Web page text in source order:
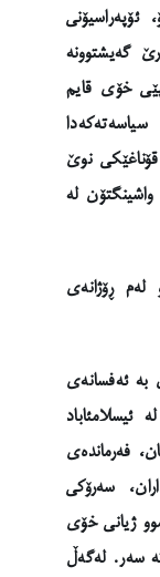
ئۆپەراسیۆنی
گەیشتوونە
خۆی قایم
نوێ
لە
ڕۆژانەی
بە ئەفسانەی
ئیسلامئاباد
فەرماندەی
سەرۆکی
ژیانی خۆی
سەر. لەگەڵ